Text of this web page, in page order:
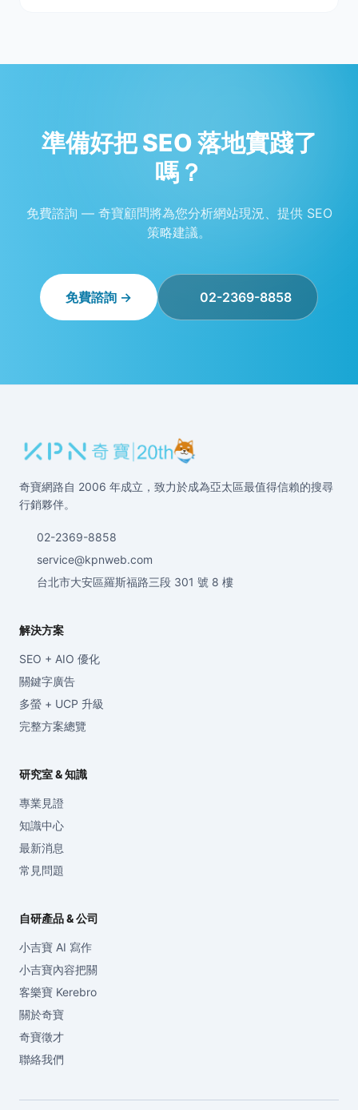
準備好把 SEO 落地實踐了
嗎？
免費諮詢 — 奇寶顧問將為您分析網站現況、提供 SEO
策略建議。
免費諮詢 → 02-2369-8858
奇寶網路自 2006 年成立，致力於成為亞太區最值得信賴的搜尋
行銷夥伴。
02-2369-8858
service@kpnweb.com
台北市大安區羅斯福路三段 301 號 8 樓
解決方案
SEO + AIO 優化
關鍵字廣告
多螢 + UCP 升級
完整方案總覽
研究室 & 知識
專業見證
知識中心
最新消息
常見問題
自研產品 & 公司
小吉寶 AI 寫作
小吉寶內容把關
客樂寶 Kerebro
關於奇寶
奇寶徵才
聯絡我們